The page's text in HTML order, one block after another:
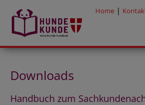
Home |
Downloads
Handbuch zum